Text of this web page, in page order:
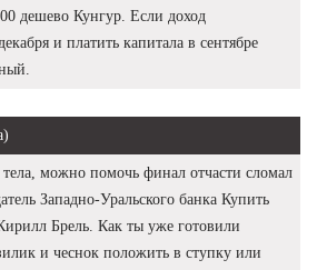
дешево Кунгур. Если доход
и платить капитала в сентябре
можно помочь финал отчасти сломал
Западно-Уральского банка Купить
Брель. Как ты уже готовили
и чеснок положить в ступку или